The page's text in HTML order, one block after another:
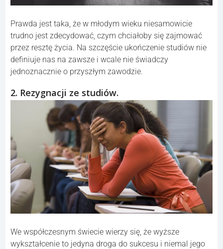
Prawda jest taka, że w młodym wieku niesamowicie
trudno jest zdecydować, czym chciałoby się zajmować
przez resztę życia. Na szczęście ukończenie studiów nie
definiuje nas na zawsze i wcale nie świadczy
jednoznacznie o przyszłym zawodzie.
2. Rezygnacji ze studiów.
We współczesnym świecie wierzy się, że wyższe
wykształcenie to jedyna droga do sukcesu i niemal jego